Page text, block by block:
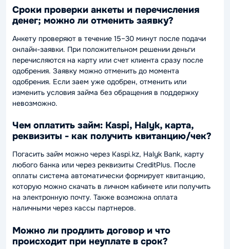
Сроки проверки анкеты и перечисления
денег; можно ли отменить заявку?
Анкету проверяют в течение 15–30 минут после подачи
онлайн-заявки. При положительном решении деньги
перечисляются на карту или счет клиента сразу после
одобрения. Заявку можно отменить до момента
одобрения. Если заем уже одобрен, отменить или
изменить условия займа без обращения в поддержку
невозможно.
Чем оплатить займ: Kaspi, Halyk, карта,
реквизиты - как получить квитанцию/чек?
Погасить займ можно через Kaspi.kz, Halyk Bank, карту
любого банка или через реквизиты CreditPlus. После
оплаты система автоматически формирует квитанцию,
которую можно скачать в личном кабинете или получить
на электронную почту. Также возможна оплата
наличными через кассы партнеров.
Можно ли продлить договор и что
происходит при неуплате в срок?